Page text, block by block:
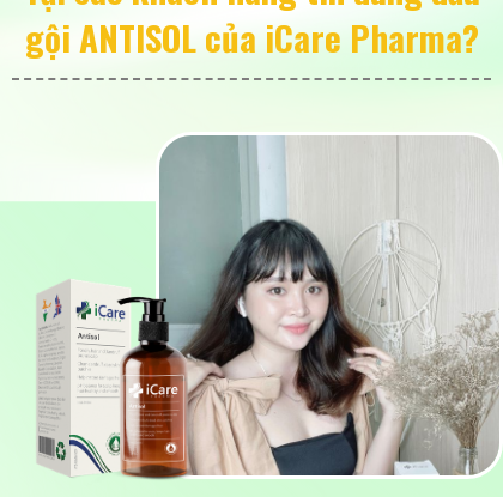
gội ANTISOL của iCare Pharma?